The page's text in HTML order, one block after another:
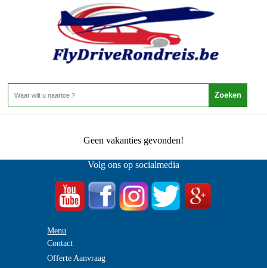
Portugal - Azoren - Almagreira
Home>
Almagreira 0 Aanbiedingen
Geen vakanties gevonden!
Volg ons op socialmedia
Menu
Contact
Offerte Aanvraag